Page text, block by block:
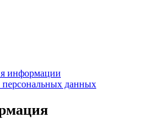
информации
персональных данных